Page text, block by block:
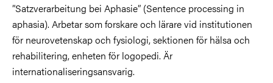
”Satzverarbeitung bei Aphasie” (Sentence processing in
aphasia). Arbetar som forskare och lärare vid institutionen
för neurovetenskap och fysiologi, sektionen för hälsa och
rehabilitering, enheten för logopedi. Är
internationaliseringsansvarig.